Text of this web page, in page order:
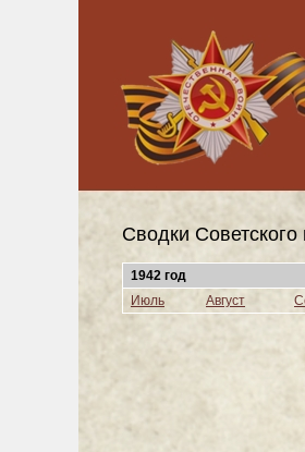
Сводки
1942 год
Июль
Август